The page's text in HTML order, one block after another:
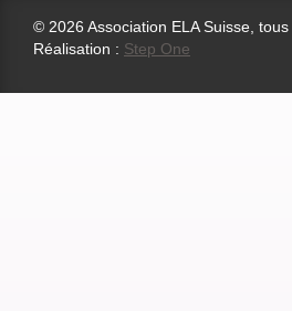
© 2026 Association ELA Suisse,
Réalisation : Step One